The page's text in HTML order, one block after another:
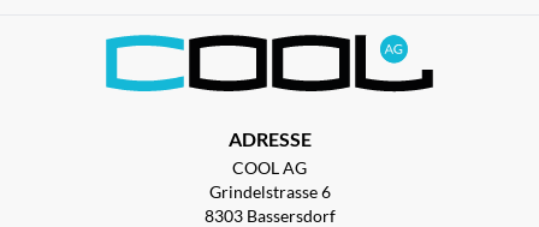
ADRESSE
COOL AG
Grindelstrasse 6
8303 Bassersdorf